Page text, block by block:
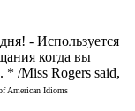
- Используется
когда вы
* /Miss Rogers said,
American Idioms